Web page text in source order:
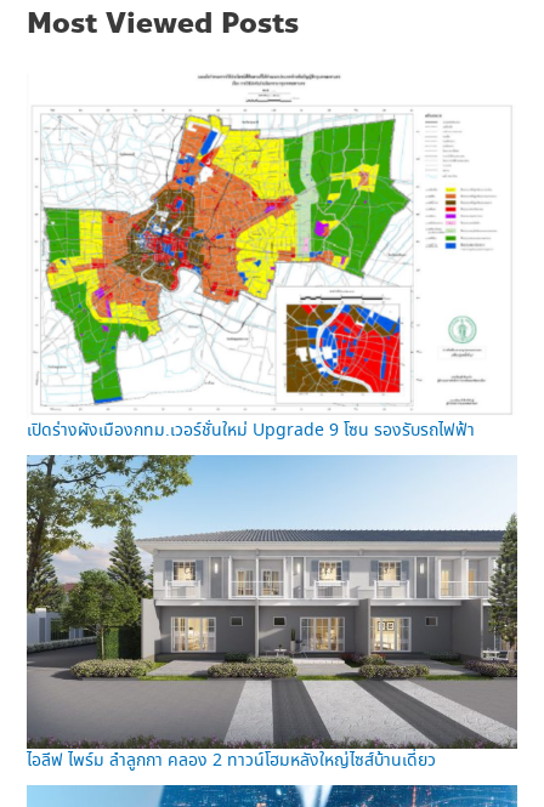
Most Viewed Posts
เปิดร่างผังเมืองกทม.เวอร์ชั่นใหม่ Upgrade 9 โซน รองรับรถไฟฟ้า
ไอลีฟ ไพร์ม ลำลูกกา คลอง 2 ทาวน์โฮมหลังใหญ่ไซส์บ้านเดี่ยว